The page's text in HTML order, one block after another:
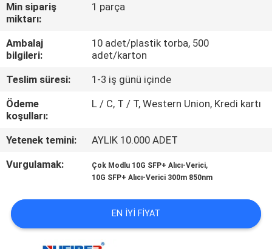
KALITE
KONTROL
BIZIMLE
ILETIŞIME
GEÇIN
TEKLIF
ISTEĞI
Min sipariş
miktarı:
1 parça
Ambalaj
bilgileri:
10 adet/plastik torba, 500
adet/karton
Teslim süresi:
1-3 iş günü içinde
Ödeme
koşulları:
L / C, T / T, Western Union, Kredi kartı
Yetenek temini:
AYLIK 10.000 ADET
Vurgulamak:
Çok Modlu 10G SFP+ Alıcı-Verici,
10G SFP+ Alıcı-Verici 300m 850nm
EN IYI FIYAT